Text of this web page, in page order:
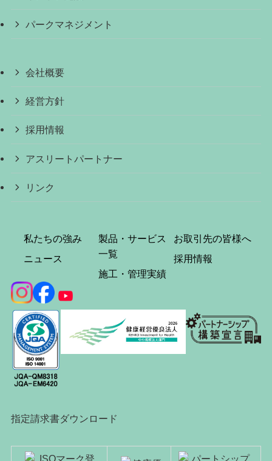
パークマネジメント
会社概要
経営方針
採用情報
アスリートパートナー
リンク
私たちの強み
ニュース
製品・サービス
一覧
施工・管理実績
お取引先の皆様へ
採用情報
指定請求書ダウンロード